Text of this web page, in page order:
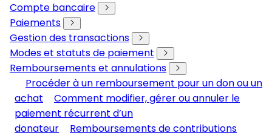
Compte bancaire
Paiements
Gestion des transactions
Modes et statuts de paiement
Remboursements et annulations
Procéder à un remboursement pour un don ou un
achat
Comment modifier, gérer ou annuler le
paiement récurrent d’un
donateur
Remboursements de contributions